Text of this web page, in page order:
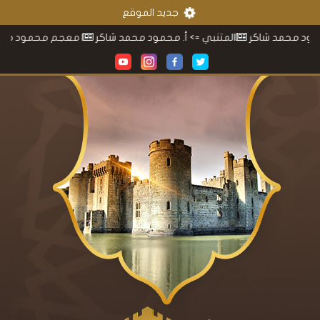
جديد الموقع
معجم محمود محمد شاكر المتنبي=> أ. محمود محمد شاكر